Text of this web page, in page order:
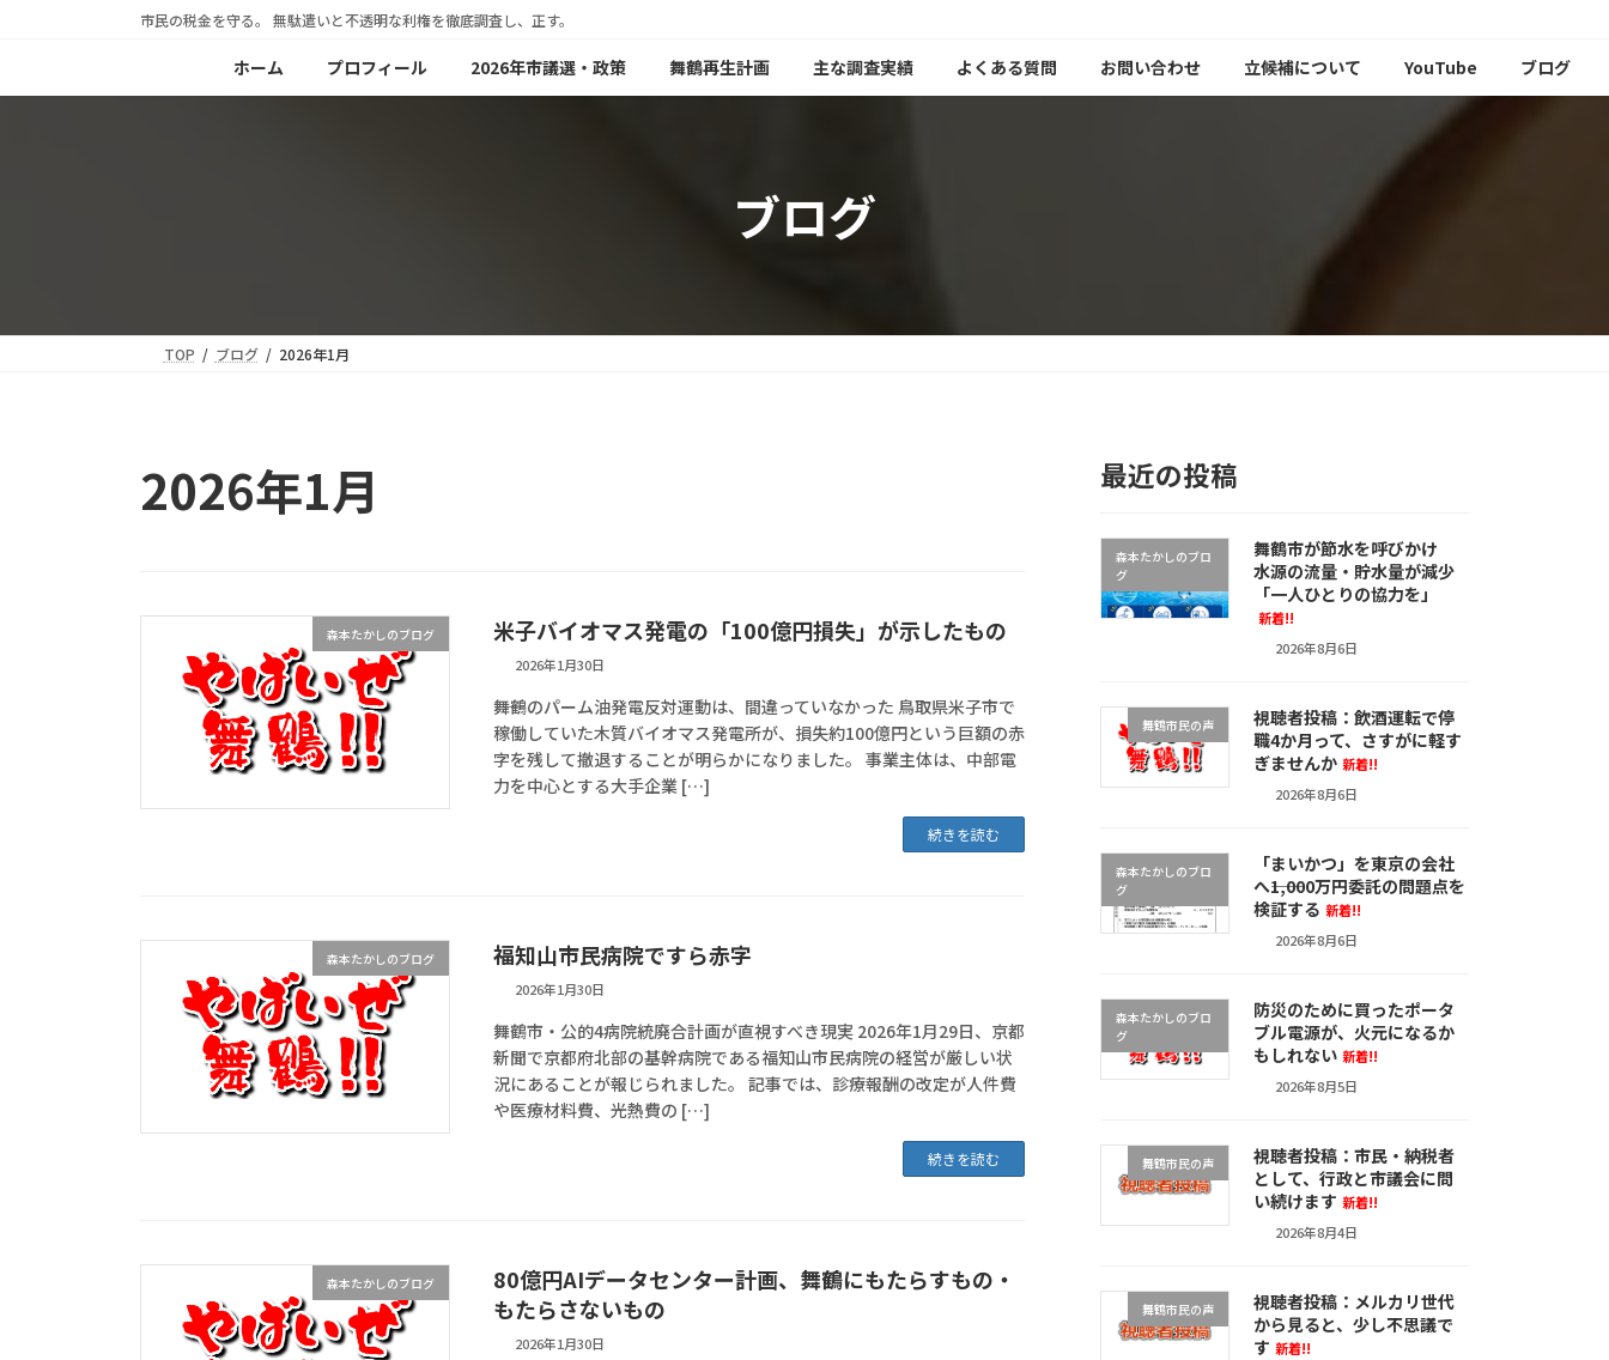
プ
動
市民の税金を守る。 無駄遣いと不透明な利権を徹底調査し、正す。
ホーム プロフィール 2026年市議選・政策 舞鶴再生計画 主な調査実績 よくある質問 お問い合わせ 立候補について YouTube ブログ
ブログ
TOP ブログ 2026年1月
2026年1月
森本たかしのブログ 米子バイオマス発電の「100億円損失」が示したもの
2026年1月30日
――舞鶴のパーム油発電反対運動は、間違っていなかった 鳥取県米子市で
稼働していた木質バイオマス発電所が、損失約100億円という巨額の赤
字を残して撤退することが明らかになりました。 事業主体は、中部電
力を中心とする大手企業 […]
続きを読む
森本たかしのブログ 福知山市民病院ですら赤字
2026年1月30日
舞鶴市・公的4病院統廃合計画が直視すべき現実 2026年1月29日、京都
新聞で京都府北部の基幹病院である福知山市民病院の経営が厳しい状
況にあることが報じられました。 記事では、診療報酬の改定が人件費
や医療材料費、光熱費の […]
続きを読む
森本たかしのブログ
80億円AIデータセンター計画、舞鶴にもたらすもの・
もたらさないもの
2026年1月30日
最近の投稿
森本たかしのブロ
グ
舞鶴市が節水を呼びかけ
水源の流量・貯水量が減少
「一人ひとりの協力を」
新着!!
2026年8月6日
舞鶴市民の声
視聴者投稿：飲酒運転で停
職4か月って、さすがに軽す
ぎませんか 新着!!
2026年8月6日
森本たかしのブロ
グ
「まいかつ」を東京の会社
へ――1,000万円委託の問題点を
検証する 新着!!
2026年8月6日
森本たかしのブロ
グ
防災のために買ったポータ
ブル電源が、火元になるか
もしれない 新着!!
2026年8月5日
舞鶴市民の声
視聴者投稿：市民・納税者
として、行政と市議会に問
い続けます 新着!!
2026年8月4日
舞鶴市民の声
視聴者投稿：メルカリ世代
から見ると、少し不思議で
す 新着!!